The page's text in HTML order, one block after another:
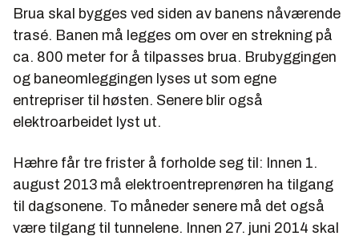
Brua skal bygges ved siden av banens nåværende
trasé. Banen må legges om over en strekning på
ca. 800 meter for å tilpasses brua. Brubyggingen
og baneomleggingen lyses ut som egne
entrepriser til høsten. Senere blir også
elektroarbeidet lyst ut.
Hæhre får tre frister å forholde seg til: Innen 1.
august 2013 må elektroentreprenøren ha tilgang
til dagsonene. To måneder senere må det også
være tilgang til tunnelene. Innen 27. juni 2014 skal